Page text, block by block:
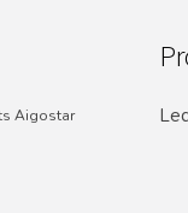
Aigostar